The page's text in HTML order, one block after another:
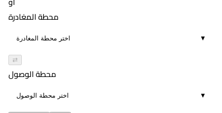
محطة المغادرة
▼
⇄
محطة الوصول
▼